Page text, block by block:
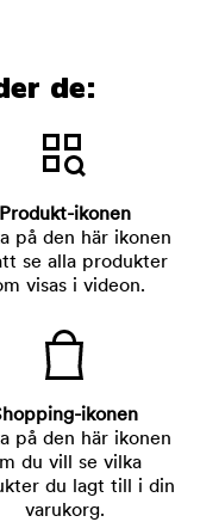
de:
Produkt-ikonen
på den här ikonen
se alla produkter
visas i videon.
ikonen
på den här ikonen
du vill se vilka
du lagt till i din
varukorg.